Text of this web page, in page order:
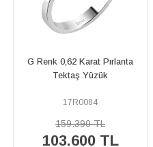
G Renk 0,13 Karat Pırlanta
Tektaş Yüzük
24R0028
22.340 TL
14.520 TL